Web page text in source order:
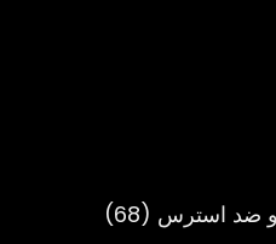
و ضد استرس 68
68